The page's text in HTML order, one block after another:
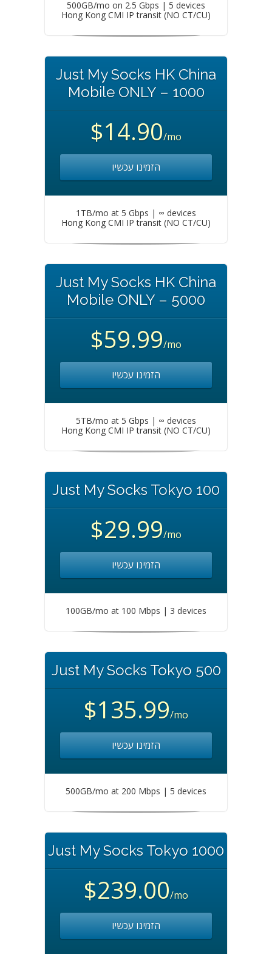
500GB/mo on 2.5 Gbps | 5 devices
Hong Kong CMI IP transit (NO CT/CU)
Just My Socks HK China
Mobile ONLY – 1000
$14.90/mo
הזמינו עכשיו
1TB/mo at 5 Gbps | ∞ devices
Hong Kong CMI IP transit (NO CT/CU)
Just My Socks HK China
Mobile ONLY – 5000
$59.99/mo
הזמינו עכשיו
5TB/mo at 5 Gbps | ∞ devices
Hong Kong CMI IP transit (NO CT/CU)
Just My Socks Tokyo 100
$29.99/mo
הזמינו עכשיו
100GB/mo at 100 Mbps | 3 devices
Just My Socks Tokyo 500
$135.99/mo
הזמינו עכשיו
500GB/mo at 200 Mbps | 5 devices
Just My Socks Tokyo 1000
$239.00/mo
הזמינו עכשיו